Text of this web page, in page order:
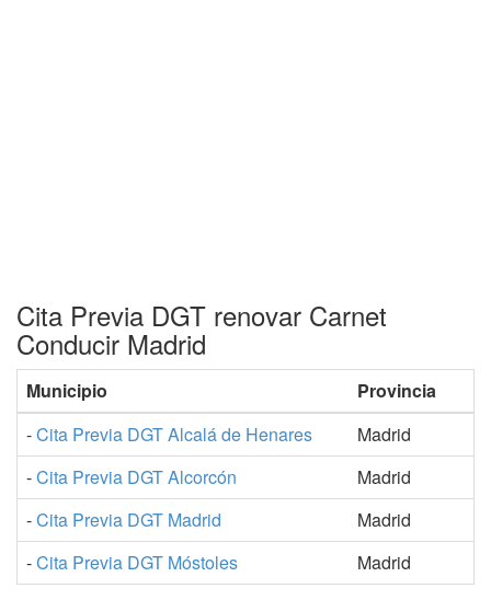
Cita Previa DGT renovar Carnet
Conducir Madrid
Municipio
Provincia
-Cita Previa DGT Alcalá de Henares
Madrid
-Cita Previa DGT Alcorcón
Madrid
-Cita Previa DGT Madrid
Madrid
-Cita Previa DGT Móstoles Madrid